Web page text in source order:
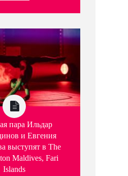
пара Ильдар
и Евгения
выступят в The
Maldives, Fari
Islands